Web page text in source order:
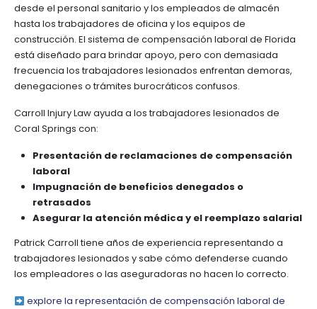
desde el personal sanitario y los empleados de almacén
hasta los trabajadores de oficina y los equipos de
construcción. El sistema de compensación laboral de Florida
está diseñado para brindar apoyo, pero con demasiada
frecuencia los trabajadores lesionados enfrentan demoras,
denegaciones o trámites burocráticos confusos.
Carroll Injury Law ayuda a los trabajadores lesionados de
Coral Springs con:
Presentación de reclamaciones de compensación
laboral
Impugnación de beneficios denegados o
retrasados
Asegurar la atención médica y el reemplazo salarial
Patrick Carroll tiene años de experiencia representando a
trabajadores lesionados y sabe cómo defenderse cuando
los empleadores o las aseguradoras no hacen lo correcto.
explore la representación de compensación laboral de